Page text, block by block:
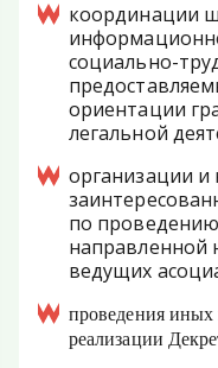
координации
социально-
ориентации
легальной
организации
по
направленной
ведущих
проведения
реализации